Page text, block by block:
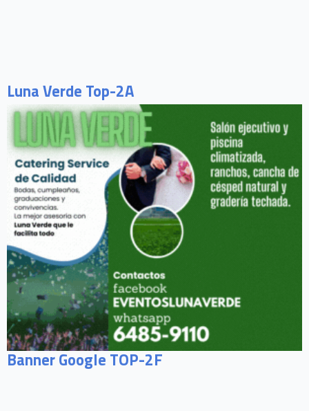
Luna Verde Top-2A
Banner Google TOP-2F